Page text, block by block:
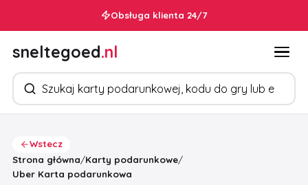
Obsługa klienta 24/7
sneltegoed.nl
Szukaj produktów
Wstecz
Strona główna/Karty podarunkowe/
Uber Karta podarunkowa